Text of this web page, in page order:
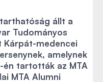
állt a
Tudományos
Kárpát-medencei
amelynek
tartották az MTA
MTA Alumni